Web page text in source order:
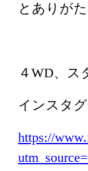
とありがた
４WD、
インスタ
https://